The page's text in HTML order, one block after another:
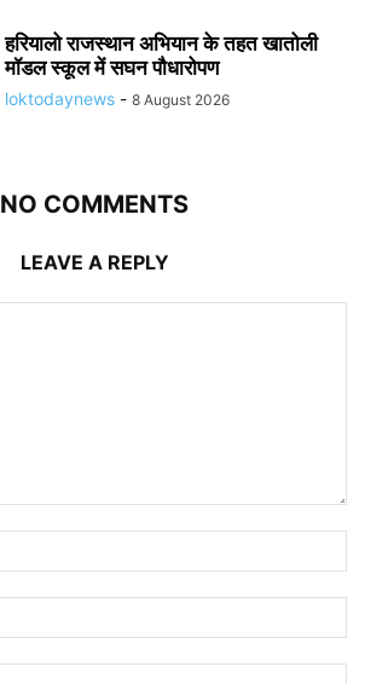
हरियालो राजस्थान अभियान के तहत खातोली
मॉडल स्कूल में सघन पौधारोपण
loktodaynews - 8 August 2026
NO COMMENTS
LEAVE A REPLY